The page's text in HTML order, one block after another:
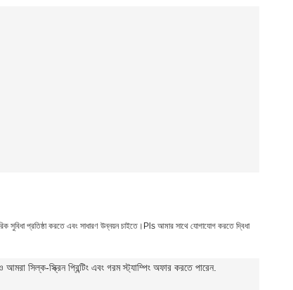
সুবিধা প্রতিষ্ঠা করতে এবং সাধারণ উন্নয়ন চাইতে।Pls আমার সাথে যোগাযোগ করতে দ্বিধা
সিল্ক-স্ক্রিন প্রিন্টিং এবং গরম স্ট্যাম্পিং অফার করতে পারেন.